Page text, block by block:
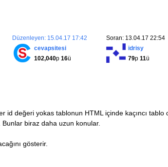
Soran: 13.04.17 22:54
idrisy
79p 11ü
Düzenleyen: 15.04.17 17:42
cevapsitesi
102,040p 16ü
id değeri yokas tablonun HTML içinde kaçıncı tablo
Bunlar biraz daha uzun konular.
gösterir.